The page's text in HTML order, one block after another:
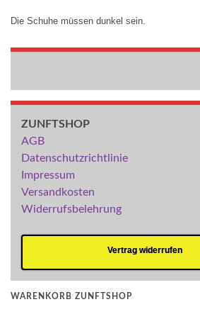
Die Schuhe müssen dunkel sein.
ZUNFTSHOP
AGB
Datenschutzrichtlinie
Impressum
Versandkosten
Widerrufsbelehrung
Vertrag widerrufen
WARENKORB ZUNFTSHOP